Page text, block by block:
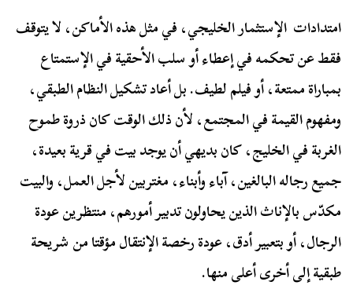
امتدادات الإستثمار الخليجي، في مثل هذه الأماكن، لا يتوقف
فقط عن تحكمه في إعطاء أو سلب الأحقية في الإستمتاع
بمباراة ممتعة، أو فيلم لطيف. بل أعاد تشكيل النظام الطبقي،
ومفهوم القيمة في المجتمع، لأن ذلك الوقت كان ذروة طموح
الغربة في الخليج، كان بديهي أن يوجد بيت في قرية بعيدة،
جميع رجاله البالغين، آباء وأبناء، مغتربين لأجل العمل، والبيت
مكدّس بالإناث الذين يحاولون تدبير أمورهم، منتظرين عودة
الرجال، أو بتعبير أدق، عودة رخصة الإنتقال مؤقتا من شريحة
طبقية إلى أخرى أعلى منها.